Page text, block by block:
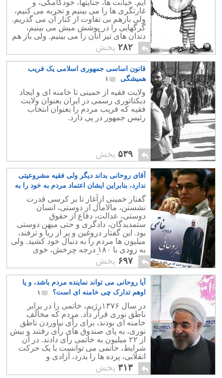
ایم. خیانت ها، جنایتها، خودکامگی، و
غارتگری ها را می بینیم و تجربه می کنیم،
ولی بازهم بی تفاوت از کنار آن می گذریم.
گرگهایی را در پوشش میش می بینیم،
دندان های تیز آنان را می بینیم. ولی باز هم
بی اعتناء می مانیم.
۲۸۲ پخش
قانون اساسی جمهوری اسلامی یک فریب
همیشگی
۱
ولایت فقیه از خمینی تا خامنه ای و ایجاد
دیکتاتوری رسمی در ایران بعنوان ولایت
فقیه که فریب مردم را بعنوان انتخاب
رئیس جمهور در پی دارد.
۵۳۹ پخش
آقای روحانی بداند دیگر ولی فقیه مشروعیتی
ندارد، بنابراین ایشان اعتماد مردم به خود را به
بازی نگیرد
۳
گفتار خمینی ازآغاز تا بر کرسی قدرت
نشستن، مالامال از دوستی، انسان
دوستی، عدالت، دفاع از حقوق
ستمدیدگان، دادگری و حتی میهن دوستی
بود. این گفتار دروغین و پر از ریا و ترفند،
میلیون ها مردم را به دنبال خود کشید. ولی
به زودی با ۱۸۰ درجه چرخش، خوی
درندگی، دروغ گویی، ریا کاری در همه
زمینه ها نشان داد.
۶۹۷ پخش
آیا روحانی می تواند نماینده مردم باشد، و یا
اوهم تدارک چی خامنه ای است؟
۱
در سال ۱۳۷۶رژیم، خاتمی را در برابر
ناطق نوری قرار داد. مردم که مخالف
خامنه ای بودند، برای رأی نیاوردن ناطق
نوری، به پای صندوق های رأی رفتند و بیش
از ۲۲ میلیون به خاتمی رأی دادند. در آن
شرایط، خاتمی می توانست با یک حرکت
انقلابی، پرده ها را بدرد، آزادی و
دموکراسی را برای مردم ایران به ارمغان
آورد.
۳۱۳ پخش